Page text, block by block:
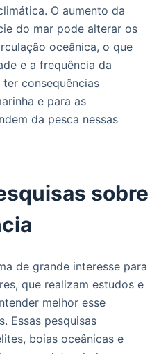
O aumento da
do mar pode alterar os
oceânica, o que
e a frequência da
consequências
e para as
da pesca nessas
sobre
de grande interesse para
que realizam estudos e
melhor esse
Essas pesquisas
boias oceânicas e